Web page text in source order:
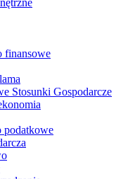
finansowe
Stosunki Gospodarcze
podatkowe